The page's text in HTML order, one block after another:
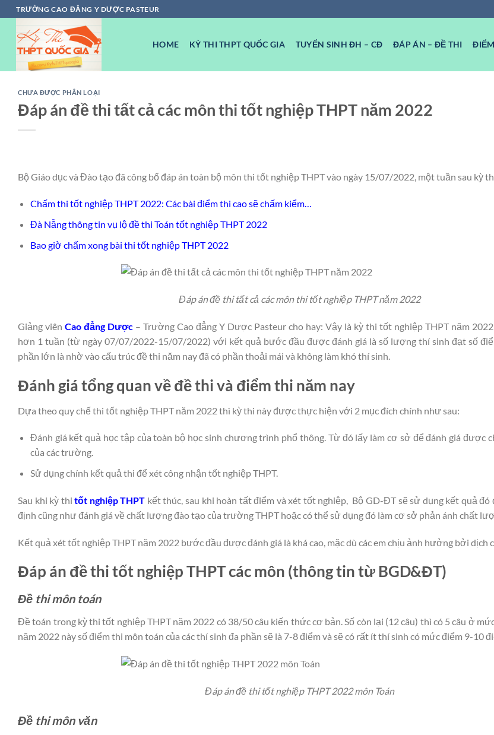
Chuyển
đến
dung
TRƯỜNG CAO ĐẲNG Y DƯỢC PASTEUR
HOME KỲ THI THPT QUỐC GIA TUYỂN SINH ĐH – CĐ ĐÁP ÁN – ĐỀ THI
CHƯA ĐƯỢC PHÂN LOẠI
Đáp án đề thi tất cả các môn thi tốt nghiệp THPT năm 2022
Bộ Giáo dục và Đào tạo đã công bố đáp án toàn bộ môn thi tốt nghiệp THPT vào ngày 15/07/2022, một tuần sau kỳ
Chấm thi tốt nghiệp THPT 2022: Các bài điểm thi cao sẽ chấm kiểm…
Đà Nẵng thông tin vụ lộ đề thi Toán tốt nghiệp THPT 2022
Bao giờ chấm xong bài thi tốt nghiệp THPT 2022
Đáp án đề thi tất cả các môn thi tốt nghiệp THPT năm 2022
Giảng viên Cao đẳng Dược – Trường Cao đẳng Y Dược Pasteur cho hay: Vậy là kỳ thi tốt nghiệp THPT năm
hơn 1 tuần (từ ngày 07/07/2022-15/07/2022) với kết quả bước đầu được đánh giá là số lượng thí sinh đạt số
phần lớn là nhờ vào cấu trúc đề thi năm nay đã có phần thoải mái và không làm khó thí sinh.
Đánh giá tổng quan về đề thi và điểm thi năm nay
Dựa theo quy chế thi tốt nghiệp THPT năm 2022 thì kỳ thi này được thực hiện với 2 mục đích chính như sau:
Đánh giá kết quả học tập của toàn bộ học sinh chương trình phổ thông. Từ đó lấy làm cơ sở để đánh giá được
của các trường.
Sử dụng chính kết quả thi để xét công nhận tốt nghiệp THPT.
Sau khi kỳ thitốt nghiệp THPT kết thúc, sau khi hoàn tất điểm và xét tốt nghiệp, Bộ GD-ĐT sẽ sử dụng kết quả đó
định cũng như đánh giá về chất lượng đào tạo của trường THPT hoặc có thể sử dụng đó làm cơ sở phản ánh chất
Kết quả xét tốt nghiệp THPT năm 2022 bước đầu được đánh giá là khá cao, mặc dù các em chịu ảnh hưởng bởi dịch
Đáp án đề thi tốt nghiệp THPT các môn (thông tin từ BGD&ĐT)
Đề thi môn toán
Đề toán trong kỳ thi tốt nghiệp THPT năm 2022 có 38/50 câu kiến thức cơ bản. Số còn lại (12 câu) thì có 5 câu ở
năm 2022 này số điểm thi môn toán của các thí sinh đa phần sẽ là 7-8 điểm và sẽ có rất ít thí sinh có mức điểm 9-10
Đáp án đề thi tốt nghiệp THPT 2022 môn Toán
Đề thi môn văn